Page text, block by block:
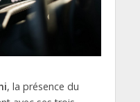
, la présence du